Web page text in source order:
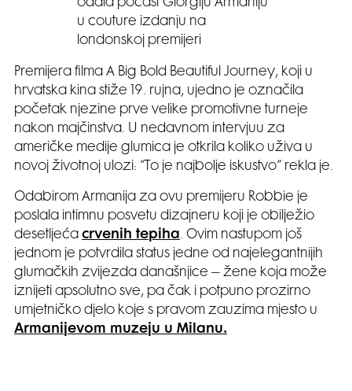
odala počast Giorgiju Armaniju
u couture izdanju na
londonskoj premijeri
Premijera filma A Big Bold Beautiful Journey, koji u
hrvatska kina stiže 19. rujna, ujedno je označila
početak njezine prve velike promotivne turneje
nakon majčinstva. U nedavnom intervjuu za
američke medije glumica je otkrila koliko uživa u
novoj životnoj ulozi: “To je najbolje iskustvo” rekla je.
Odabirom Armanija za ovu premijeru Robbie je
poslala intimnu posvetu dizajneru koji je obilježio
desetljeća crvenih tepiha. Ovim nastupom još
jednom je potvrdila status jedne od najelegantnijih
glumačkih zvijezda današnjice – žene koja može
iznijeti apsolutno sve, pa čak i potpuno prozirno
umjetničko djelo koje s pravom zauzima mjesto u
Armanijevom muzeju u Milanu.